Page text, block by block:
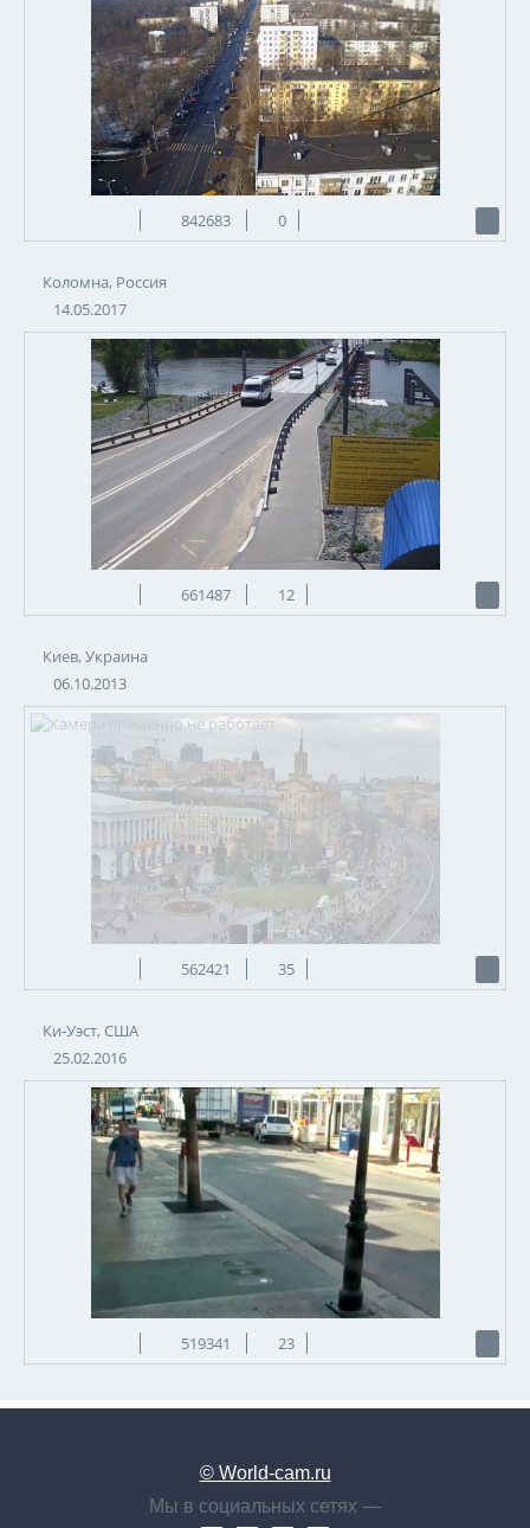
842683 0
Коломна, Россия
14.05.2017
661487 12
Киев, Украина
06.10.2013
562421 35
Ки-Уэст, США
25.02.2016
519341 23
© World-cam.ru
Мы в социальных сетях —